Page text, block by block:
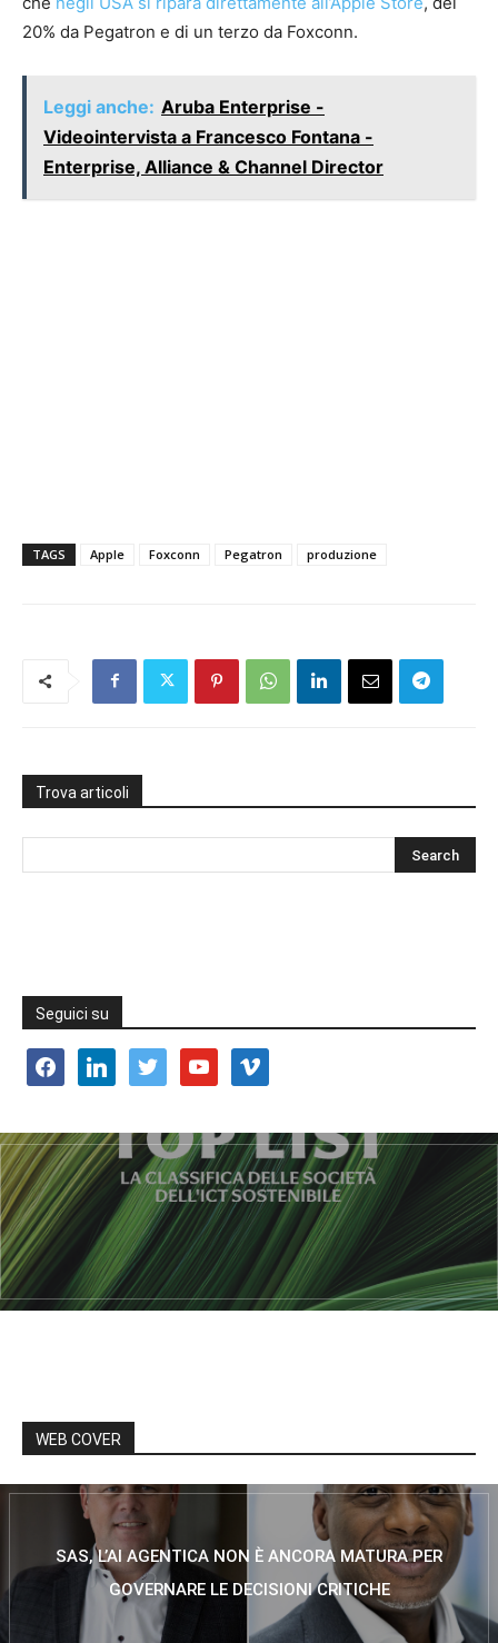
20% da Pegatron e di un terzo da Foxconn.
Leggi anche: Aruba Enterprise -
Videointervista a Francesco Fontana -
Enterprise, Alliance & Channel Director
TAGS Apple Foxconn Pegatron produzione
Trova articoli
Seguici su
facebooklinkedin twitter youtube vimeo
WEB COVER
SAS, L’AI AGENTICA NON È ANCORA MATURA PER
GOVERNARE LE DECISIONI CRITICHE